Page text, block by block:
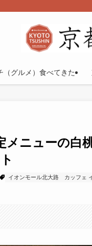
（グルメ）食べてきた
メニューの白
イオンモール北大路 カッフェ